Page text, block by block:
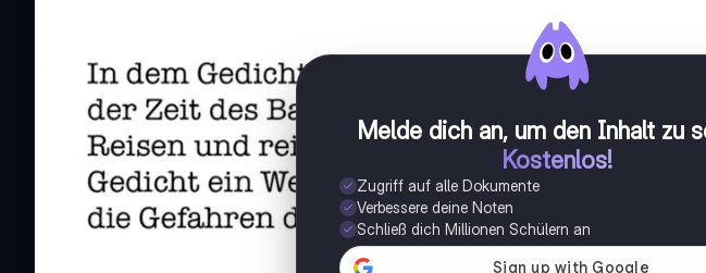
Melde dich an, um den Inhalt zu
Kostenlos!
Zugriff auf alle Dokumente
Verbessere deine Noten
Schließ dich Millionen Schülern an